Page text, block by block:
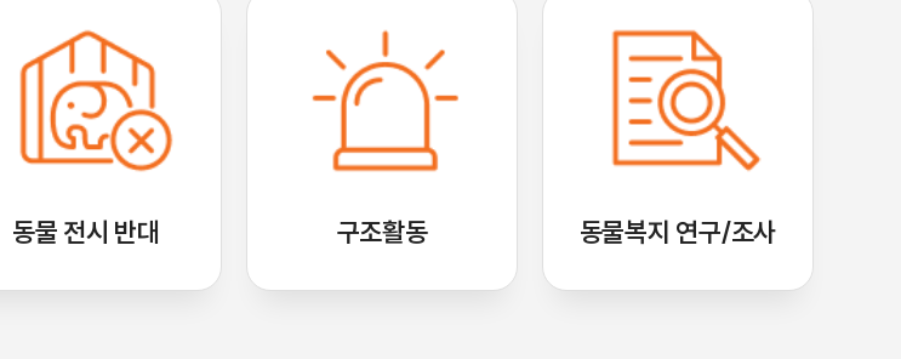
동물 전시 반대 구조활동 동물복지 연구/조사